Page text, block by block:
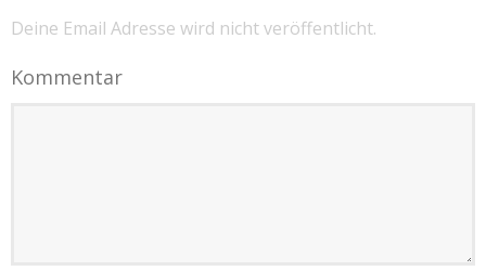
Deine Email Adresse wird nicht veröffentlicht.
Kommentar